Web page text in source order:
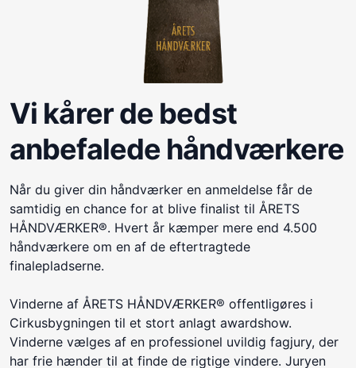
Vi kårer de bedst
anbefalede håndværkere
Når du giver din håndværker en anmeldelse får de
samtidig en chance for at blive finalist til ÅRETS
HÅNDVÆRKER®. Hvert år kæmper mere end 4.500
håndværkere om en af de eftertragtede
finalepladserne.
Vinderne af ÅRETS HÅNDVÆRKER® offentligøres i
Cirkusbygningen til et stort anlagt awardshow.
Vinderne vælges af en professionel uvildig fagjury, der
har frie hænder til at finde de rigtige vindere. Juryen